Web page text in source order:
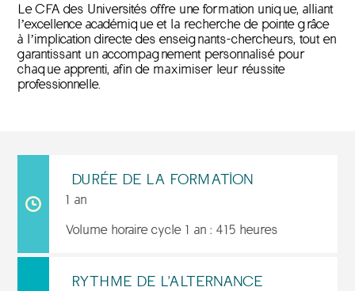
Le CFA des Universités offre une formation unique, alliant
l’excellence académique et la recherche de pointe grâce
à l’implication directe des enseignants-chercheurs, tout en
garantissant un accompagnement personnalisé pour
chaque apprenti, afin de maximiser leur réussite
professionnelle.
DURÉE DE LA FORMATION
1 an
Volume horaire cycle 1 an : 415 heures
RYTHME DE L'ALTERNANCE